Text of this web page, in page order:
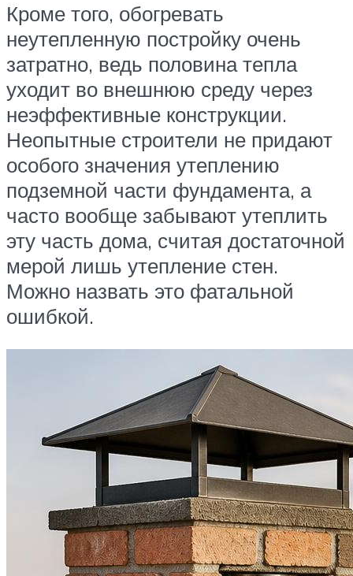
Кроме того, обогревать
неутепленную постройку очень
затратно, ведь половина тепла
уходит во внешнюю среду через
неэффективные конструкции.
Неопытные строители не придают
особого значения утеплению
подземной части фундамента, а
часто вообще забывают утеплить
эту часть дома, считая достаточной
мерой лишь утепление стен.
Можно назвать это фатальной
ошибкой.